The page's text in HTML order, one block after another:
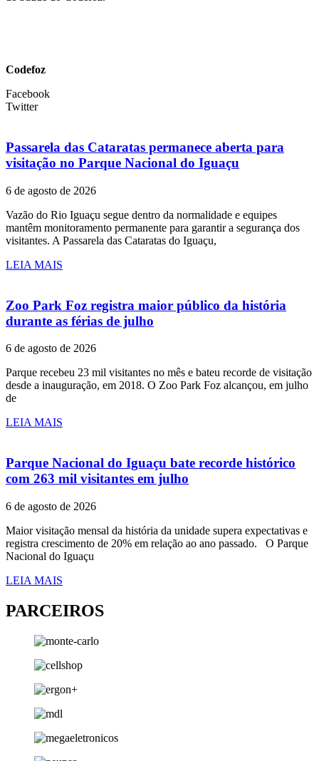
Codefoz
Facebook
Twitter
Passarela das Cataratas permanece aberta para
visitação no Parque Nacional do Iguaçu
6 de agosto de 2026
Vazão do Rio Iguaçu segue dentro da normalidade e equipes
mantêm monitoramento permanente para garantir a segurança dos
visitantes. A Passarela das Cataratas do Iguaçu,
LEIA MAIS
Zoo Park Foz registra maior público da história
durante as férias de julho
6 de agosto de 2026
Parque recebeu 23 mil visitantes no mês e bateu recorde de visitação
desde a inauguração, em 2018. O Zoo Park Foz alcançou, em julho
de
LEIA MAIS
Parque Nacional do Iguaçu bate recorde histórico
com 263 mil visitantes em julho
6 de agosto de 2026
Maior visitação mensal da história da unidade supera expectativas e
registra crescimento de 20% em relação ao ano passado. O Parque
Nacional do Iguaçu
LEIA MAIS
PARCEIROS